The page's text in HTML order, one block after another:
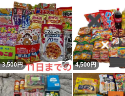
3,500円 いいね！
4,500円